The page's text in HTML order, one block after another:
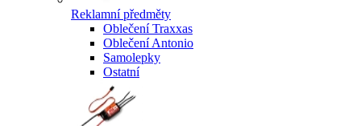
Reklamní předměty
Oblečení Traxxas
Oblečení Antonio
Samolepky
Ostatní